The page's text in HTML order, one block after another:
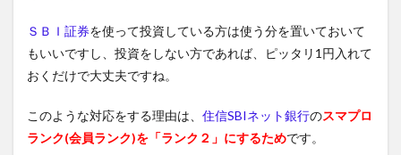
ＳＢＩ証券を使って投資している方は使う分を置いておいて
もいいですし、投資をしない方であれば、ピッタリ1円入れて
おくだけで大丈夫ですね。
このような対応をする理由は、 住信SBIネット銀行のスマプロ
ランク(会員ランク)を「ランク２」にするためです。